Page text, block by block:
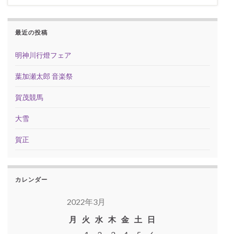
最近の投稿
明神川行燈フェア
葉加瀬太郎 音楽祭
賀茂競馬
大雪
賀正
カレンダー
2022年3月
月
火 水 木 金 土
日